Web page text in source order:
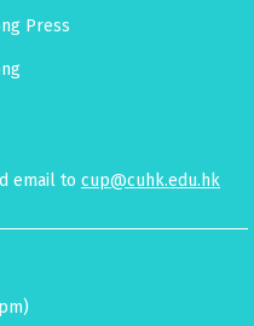
Press
email to cup@cuhk.edu.hk